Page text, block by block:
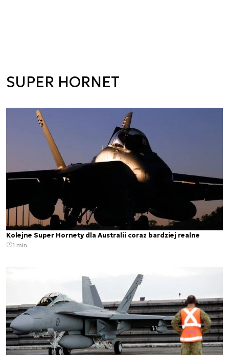
SUPER HORNET
Kolejne Super Hornety dla Australii coraz bardziej realne
1 min.